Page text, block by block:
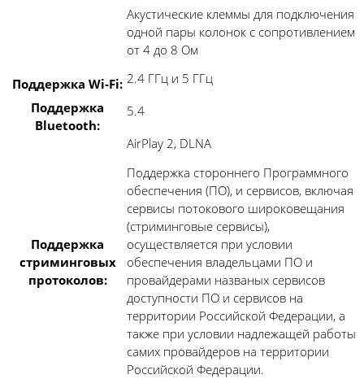
Акустические клеммы для подключения
одной пары колонок с сопротивлением
от 4 до 8 Ом
Поддержка Wi-Fi: 2.4 ГГц и 5 ГГц
Поддержка
Bluetooth:
5.4
Поддержка
стриминговых
протоколов:
AirPlay 2, DLNA
Поддержка стороннего Программного
обеспечения (ПО), и сервисов, включая
сервисы потокового широковещания
(стриминговые сервисы),
осуществляется при условии
обеспечения владельцами ПО и
провайдерами названых сервисов
доступности ПО и сервисов на
территории Российской Федерации, а
также при условии надлежащей работы
самих провайдеров на территории
Российской Федерации.